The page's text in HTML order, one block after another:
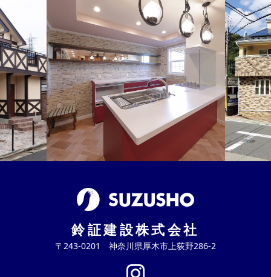
鈴証建設株式会社
〒243-0201 神奈川県厚木市上荻野286-2